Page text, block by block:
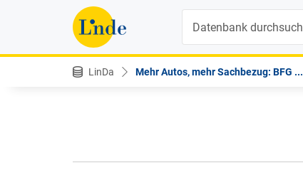
LinDa Mehr Autos, mehr Sachbezug: BFG ...